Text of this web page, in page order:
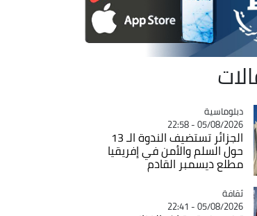
Catégorie
دبلوماسية
05/08/2026 - 22:58
الجزائر تستضيف الندوة الـ 13
حول السلم والأمن في إفريقيا
مطلع ديسمبر القادم
Catégorie
ثقافة
05/08/2026 - 22:41